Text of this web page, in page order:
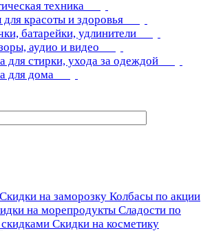
техника
красоты и здоровья
батарейки, удлинители
аудио и видео
для стирки, ухода за одеждой
для дома
Скидки на заморозку Колбасы по акции
на морепродукты Сладости по
Скидки на косметику